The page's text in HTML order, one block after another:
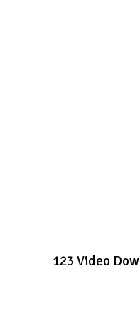
123 Video